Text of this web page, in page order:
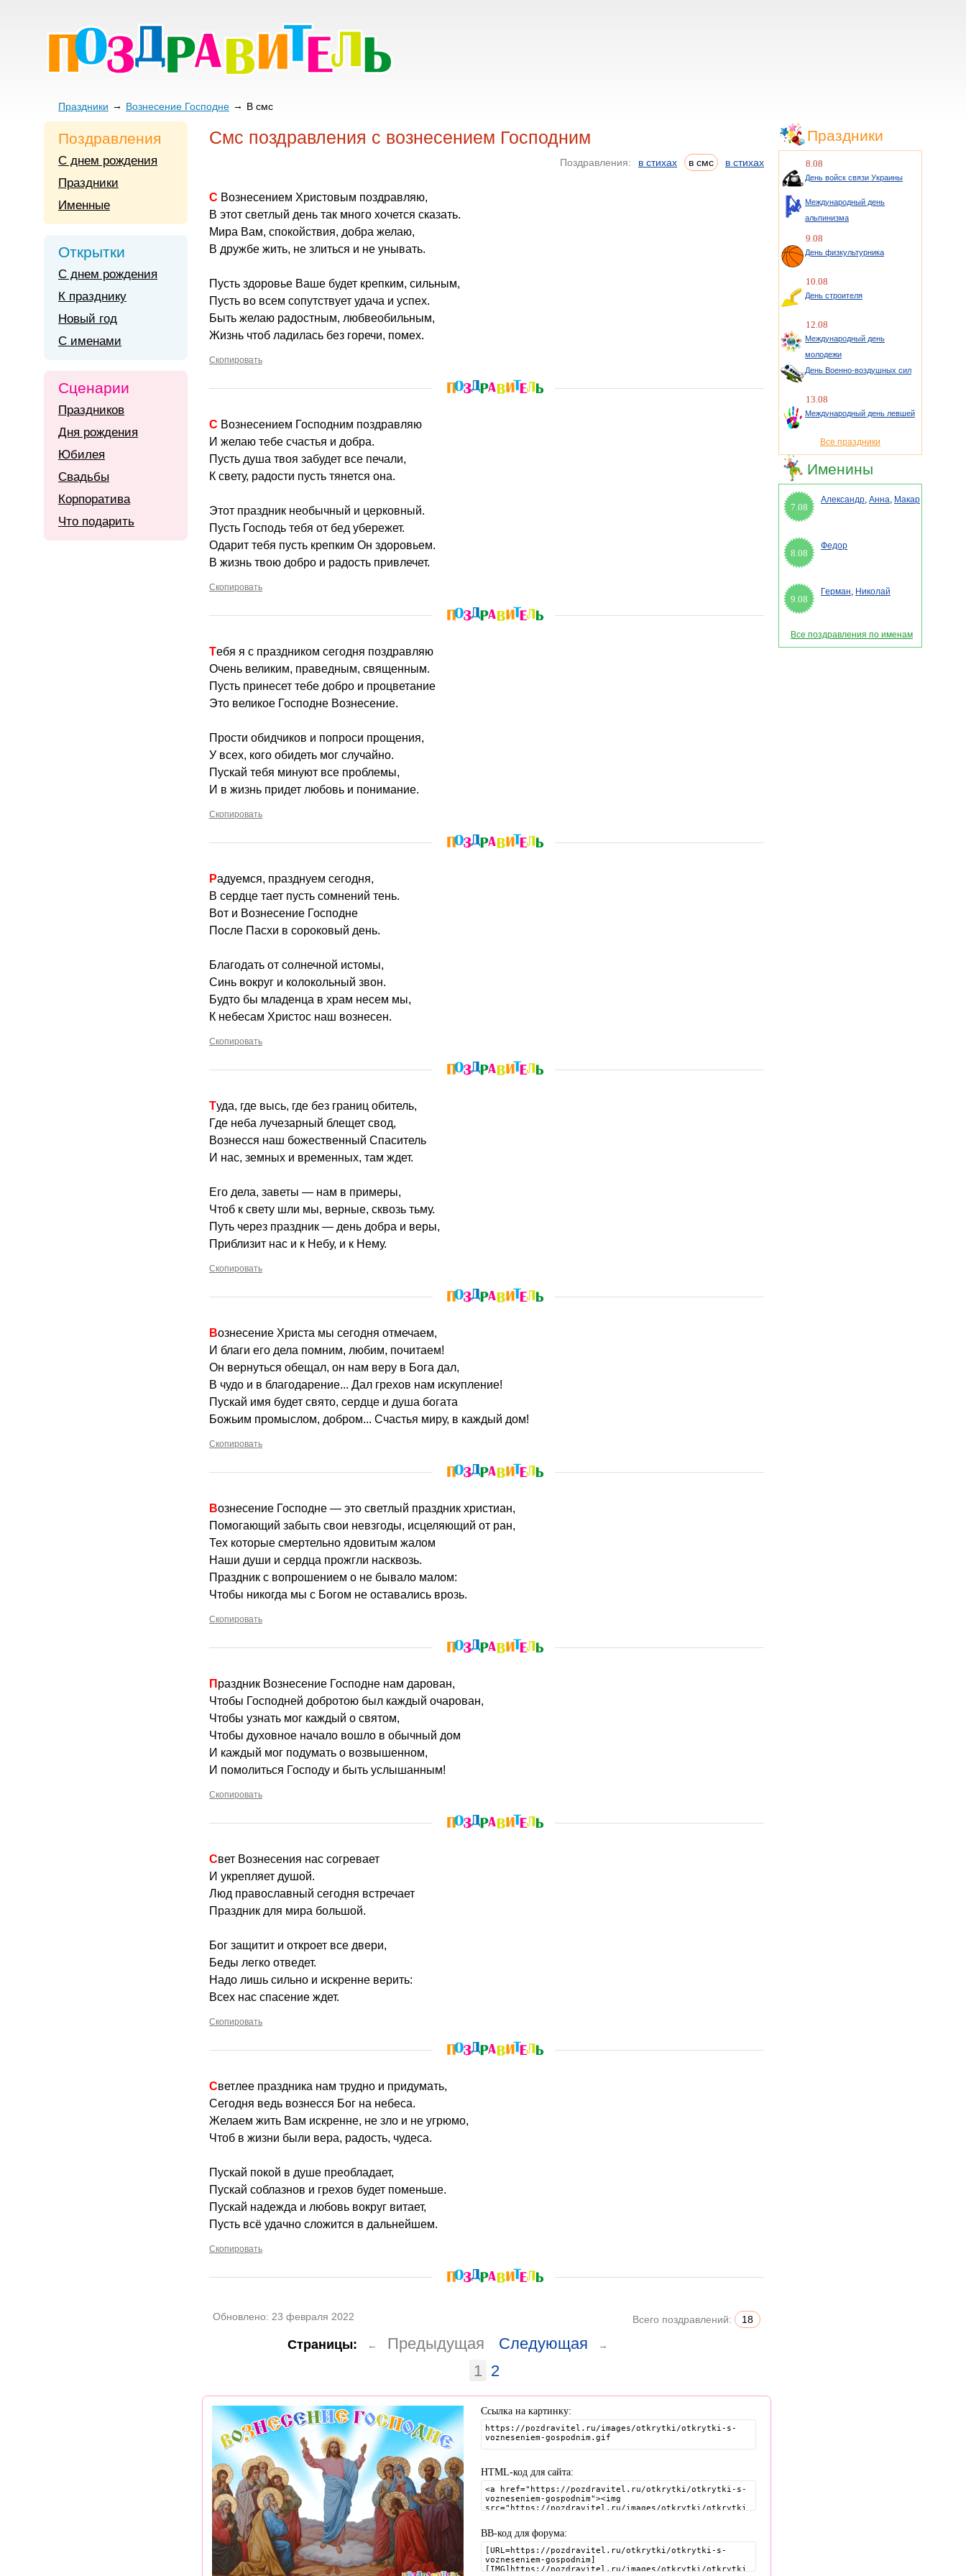
Праздники Вознесение Господне В смс
Смс поздравления с вознесением Господним
Поздравления: в стихах в смс в стихах
С Вознесением Христовым поздравляю,
В этот светлый день так много хочется сказать.
Мира Вам, спокойствия, добра желаю,
В дружбе жить, не злиться и не унывать.
Пусть здоровье Ваше будет крепким, сильным,
Пусть во всем сопутствует удача и успех.
Быть желаю радостным, любвеобильным,
Жизнь чтоб ладилась без горечи, помех.
Скопировать
С Вознесением Господним поздравляю
И желаю тебе счастья и добра.
Пусть душа твоя забудет все печали,
К свету, радости пусть тянется она.
Этот праздник необычный и церковный.
Пусть Господь тебя от бед убережет.
Одарит тебя пусть крепким Он здоровьем.
В жизнь твою добро и радость привлечет.
Скопировать
Тебя я с праздником сегодня поздравляю
Очень великим, праведным, священным.
Пусть принесет тебе добро и процветание
Это великое Господне Вознесение.
Прости обидчиков и попроси прощения,
У всех, кого обидеть мог случайно.
Пускай тебя минуют все проблемы,
И в жизнь придет любовь и понимание.
Скопировать
Радуемся, празднуем сегодня,
В сердце тает пусть сомнений тень.
Вот и Вознесение Господне
После Пасхи в сороковый день.
Благодать от солнечной истомы,
Синь вокруг и колокольный звон.
Будто бы младенца в храм несем мы,
К небесам Христос наш вознесен.
Скопировать
Туда, где высь, где без границ обитель,
Где неба лучезарный блещет свод,
Вознесся наш божественный Спаситель
И нас, земных и временных, там ждет.
Его дела, заветы — нам в примеры,
Чтоб к свету шли мы, верные, сквозь тьму.
Путь через праздник — день добра и веры,
Приблизит нас и к Небу, и к Нему.
Скопировать
Вознесение Христа мы сегодня отмечаем,
И благи его дела помним, любим, почитаем!
Он вернуться обещал, он нам веру в Бога дал,
В чудо и в благодарение... Дал грехов нам искупление!
Пускай имя будет свято, сердце и душа богата
Божьим промыслом, добром... Счастья миру, в каждый дом!
Скопировать
Вознесение Господне — это светлый праздник христиан,
Помогающий забыть свои невзгоды, исцеляющий от ран,
Тех которые смертельно ядовитым жалом
Наши души и сердца прожгли насквозь.
Праздник с вопрошением о не бывало малом:
Чтобы никогда мы с Богом не оставались врозь.
Скопировать
Праздник Вознесение Господне нам дарован,
Чтобы Господней добротою был каждый очарован,
Чтобы узнать мог каждый о святом,
Чтобы духовное начало вошло в обычный дом
И каждый мог подумать о возвышенном,
И помолиться Господу и быть услышанным!
Скопировать
Свет Вознесения нас согревает
И укрепляет душой.
Люд православный сегодня встречает
Праздник для мира большой.
Бог защитит и откроет все двери,
Беды легко отведет.
Надо лишь сильно и искренне верить:
Всех нас спасение ждет.
Скопировать
Светлее праздника нам трудно и придумать,
Сегодня ведь вознесся Бог на небеса.
Желаем жить Вам искренне, не зло и не угрюмо,
Чтоб в жизни были вера, радость, чудеса.
Пускай покой в душе преобладает,
Пускай соблазнов и грехов будет поменьше.
Пускай надежда и любовь вокруг витает,
Пусть всё удачно сложится в дальнейшем.
Скопировать
Обновлено: 23 февраля 2022 Всего поздравлений: 18
Страницы: ← Предыдущая Следующая →
1 2
Ссылка на картинку:
HTML-код для сайта:
BB-код для форума:
Поздравления
С днем рождения
Праздники
Именные
Открытки
С днем рождения
К празднику
Новый год
С именами
Сценарии
Праздников
Дня рождения
Юбилея
Свадьбы
Корпоратива
Что подарить
Праздники
8.08
День войск связи Украины
Международный день
альпинизма
9.08
День физкультурника
10.08
День строителя
12.08
Международный день
молодежи
День Военно-воздушных сил
13.08
Международный день левшей
Все праздники
Именины
7.08
Александр, Анна, Макар
8.08
Федор
9.08
Герман, Николай
Все поздравления по именам